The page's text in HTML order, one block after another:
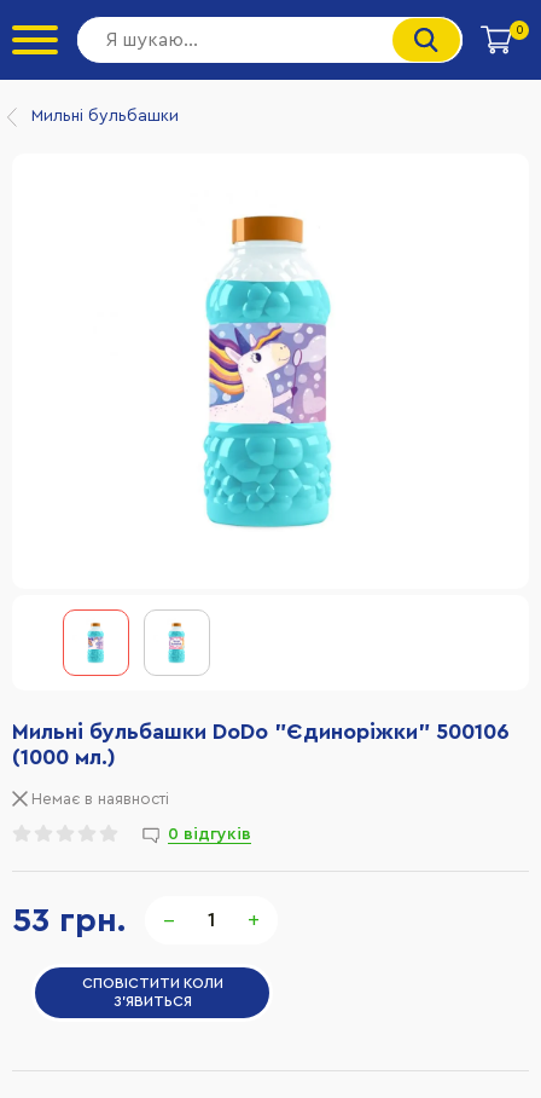
0
Мильні бульбашки
53 грн. − +
СПОВІСТИТИ КОЛИ
З'ЯВИТЬСЯ
Мильні бульбашки DoDo "Єдиноріжки" 500106
(1000 мл.)
Немає в наявності
0 відгуків